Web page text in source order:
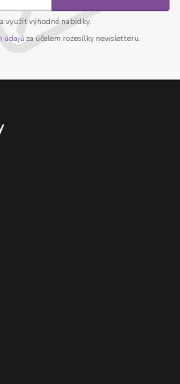
využít výhodné nabídky.
údajůza účelem rozesílky newsletteru.